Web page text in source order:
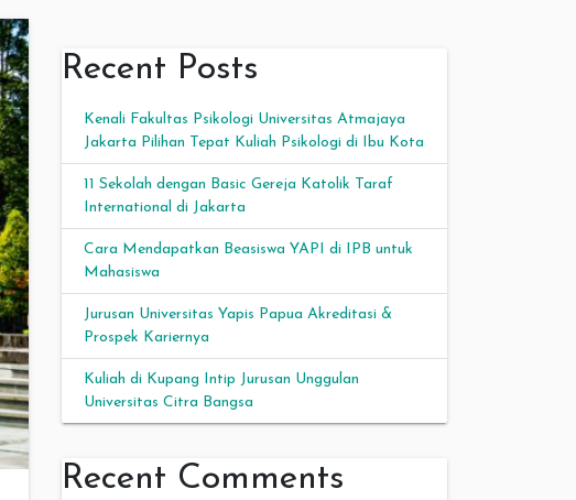
Recent Posts
Kenali Fakultas Psikologi Universitas Atmajaya
Jakarta Pilihan Tepat Kuliah Psikologi di Ibu Kota
11 Sekolah dengan Basic Gereja Katolik Taraf
International di Jakarta
Cara Mendapatkan Beasiswa YAPI di IPB untuk
Mahasiswa
Jurusan Universitas Yapis Papua Akreditasi &
Prospek Kariernya
Kuliah di Kupang Intip Jurusan Unggulan
Universitas Citra Bangsa
Recent Comments